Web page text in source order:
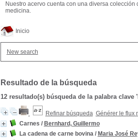
Inicio
New search
Resultado de la búsqueda
12 resultado(s) búsqueda de la palabra clave
Refinar búsqueda Générer le flux
Carnes / Bernhard, Guillermo
La cadena de carne bovina/ Maria José
Nuestro acervo cuenta con una diversa
medicina.